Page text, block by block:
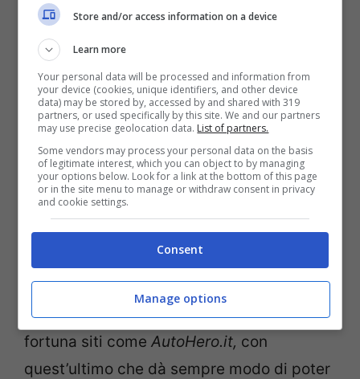
come in questi ultimi anni. Il costo delle
vetture è sempre più elevato, causa anche
un’inflazione davvero spaventosa.
Nissan Qashqai (AutoHero.it – tuning.it)
Ecco dunque come mai hanno sempre più
fortuna siti come AutoHero.it, con
quest’ultimo che dà sempre modo di poter
Store and/or access information on a device
Learn more
Your personal data will be processed and information from
your device (cookies, unique identifiers, and other device
data) may be stored by, accessed by and shared with 319
partners, or used specifically by this site. We and our partners
may use precise geolocation data. List of partners.
Some vendors may process your personal data on the basis
of legitimate interest, which you can object to by managing
your options below. Look for a link at the bottom of this page
or in the site menu to manage or withdraw consent in privacy
and cookie settings.
Consent
Manage options